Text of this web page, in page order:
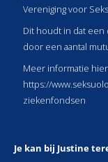
Vereniging voor
Dit houdt in dat
door een aantal
Meer informatie
https://
ziekenfondsen
Je kan bij Justine